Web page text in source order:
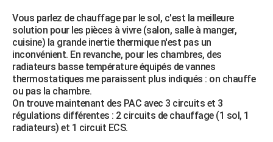
Vous parlez de chauffage par le sol, c'est la meilleure
solution pour les pièces à vivre (salon, salle à manger,
cuisine) la grande inertie thermique n'est pas un
inconvénient. En revanche, pour les chambres, des
radiateurs basse température équipés de vannes
thermostatiques me paraissent plus indiqués : on chauffe
ou pas la chambre.
On trouve maintenant des PAC avec 3 circuits et 3
régulations différentes : 2 circuits de chauffage (1 sol, 1
radiateurs) et 1 circuit ECS.